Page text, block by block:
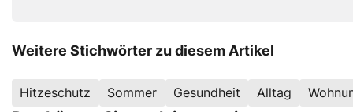
Weitere Stichwörter zu diesem Artikel
Hitzeschutz Sommer Gesundheit Alltag